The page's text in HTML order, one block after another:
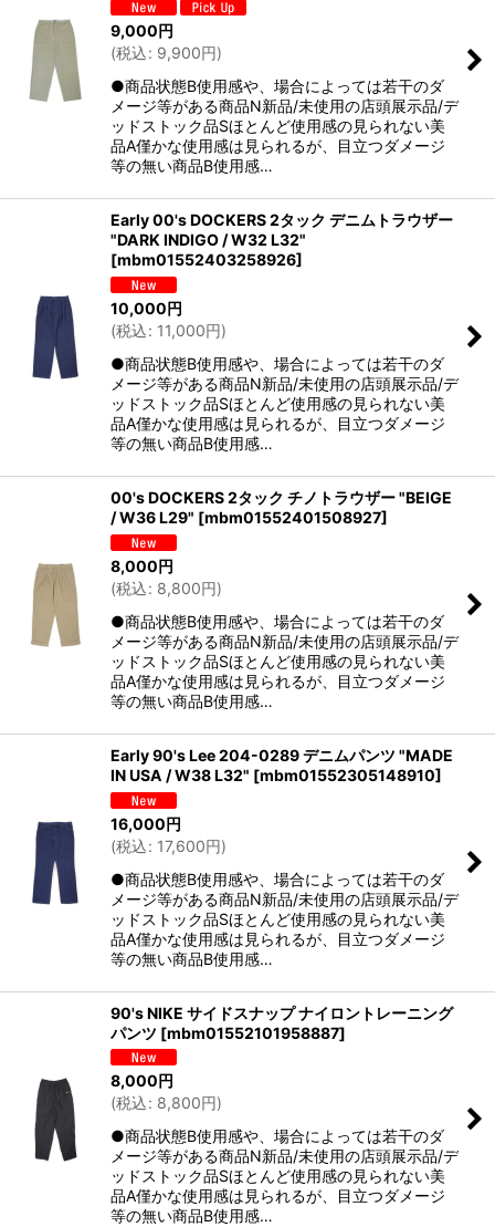
9,000 円
(税込: 9,900円)
●商品状態B使用感や、場合によっては若干のダ
メージ等がある商品N新品/未使用の店頭展示品/デ
ッドストック品Sほとんど使用感の見られない美
品A僅かな使用感は見られるが、目立つダメージ
等の無い商品B使用感…
Early 00's DOCKERS 2タック デニムトラウザー
"DARK INDIGO / W32 L32"
[mbm01552403258926]
10,000円
(税込: 11,000円)
●商品状態B使用感や、場合によっては若干のダ
メージ等がある商品N新品/未使用の店頭展示品/デ
ッドストック品Sほとんど使用感の見られない美
品A僅かな使用感は見られるが、目立つダメージ
等の無い商品B使用感…
00's DOCKERS 2タック チノトラウザー "BEIGE
/ W36 L29" [mbm01552401508927]
8,000円
(税込: 8,800円)
●商品状態B使用感や、場合によっては若干のダ
メージ等がある商品N新品/未使用の店頭展示品/デ
ッドストック品Sほとんど使用感の見られない美
品A僅かな使用感は見られるが、目立つダメージ
等の無い商品B使用感…
Early 90's Lee 204-0289 デニムパンツ "MADE
IN USA / W38 L32" [mbm01552305148910]
16,000円
(税込: 17,600円)
●商品状態B使用感や、場合によっては若干のダ
メージ等がある商品N新品/未使用の店頭展示品/デ
ッドストック品Sほとんど使用感の見られない美
品A僅かな使用感は見られるが、目立つダメージ
等の無い商品B使用感…
90's NIKE サイドスナップ ナイロントレーニング
パンツ [mbm01552101958887]
8,000円
(税込: 8,800円)
●商品状態B使用感や、場合によっては若干のダ
メージ等がある商品N新品/未使用の店頭展示品/デ
ッドストック品Sほとんど使用感の見られない美
品A僅かな使用感は見られるが、目立つダメージ
等の無い商品B使用感…